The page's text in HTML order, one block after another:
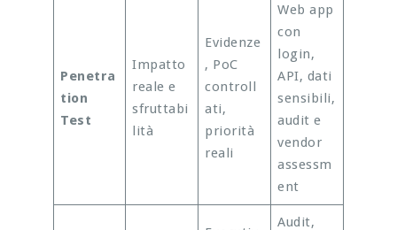
Penetra
tion
Test
Impatto
reale e
sfruttabi
lità
Evidenze
, PoC
controll
ati,
priorità
reali
Web app
con
login,
API, dati
sensibili,
audit e
vendor
assessm
ent
Audit,